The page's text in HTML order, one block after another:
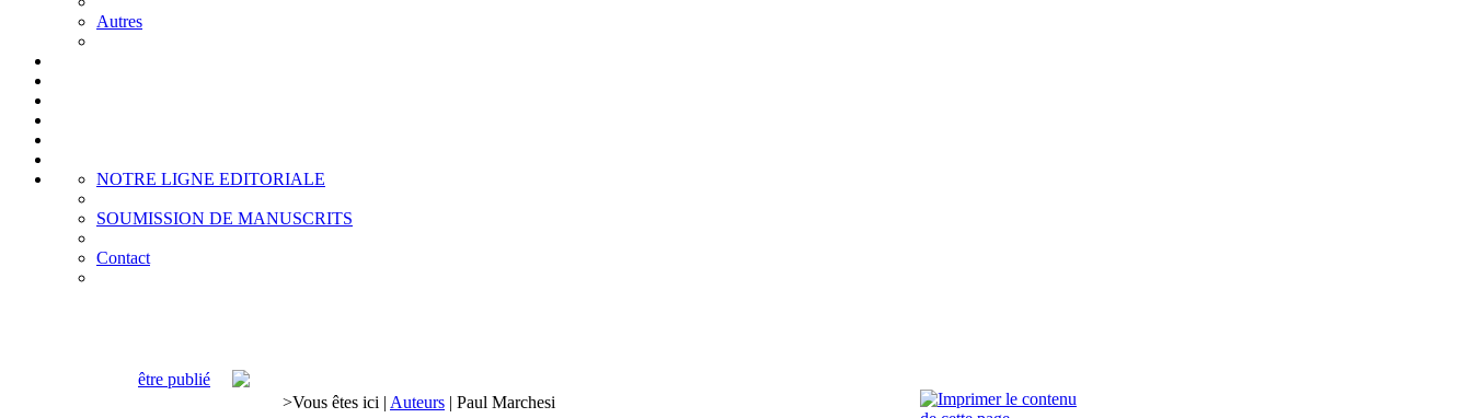
Autres
NOTRE LIGNE EDITORIALE
SOUMISSION DE MANUSCRITS
Contact
être publié
>Vous êtes ici | Auteurs | Paul Marchesi